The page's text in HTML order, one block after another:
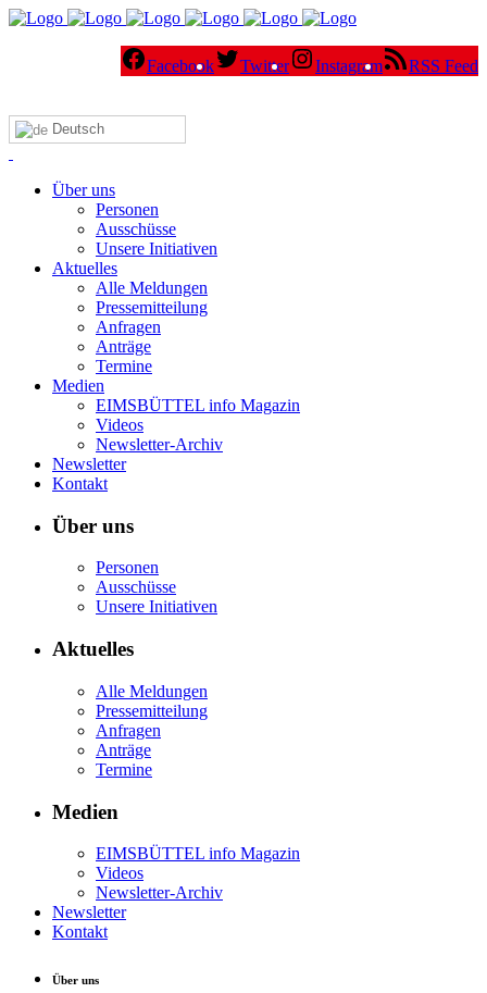
Facebook Twitter Instagram RSS Feed
Deutsch
Über uns
Personen
Ausschüsse
Unsere Initiativen
Aktuelles
Alle Meldungen
Pressemitteilung
Anfragen
Anträge
Termine
Medien
EIMSBÜTTEL info Magazin
Videos
Newsletter-Archiv
Newsletter
Kontakt
Über uns
Personen
Ausschüsse
Unsere Initiativen
Aktuelles
Alle Meldungen
Pressemitteilung
Anfragen
Anträge
Termine
Medien
EIMSBÜTTEL info Magazin
Videos
Newsletter-Archiv
Newsletter
Kontakt
Über uns